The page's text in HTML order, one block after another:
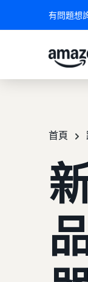
有問題想
首頁